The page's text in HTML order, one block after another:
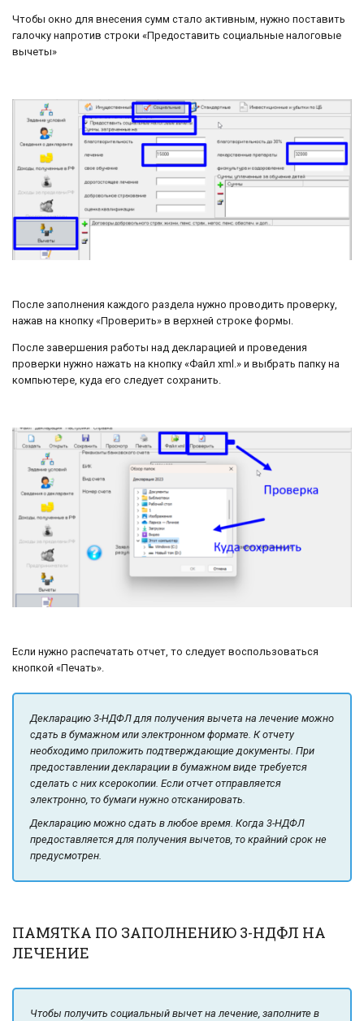
Чтобы окно для внесения сумм стало активным, нужно поставить
галочку напротив строки «Предоставить социальные налоговые
вычеты»
После заполнения каждого раздела нужно проводить проверку,
нажав на кнопку «Проверить» в верхней строке формы.
После завершения работы над декларацией и проведения
проверки нужно нажать на кнопку «Файл xml.» и выбрать папку на
компьютере, куда его следует сохранить.
Если нужно распечатать отчет, то следует воспользоваться
кнопкой «Печать».
Декларацию 3-НДФЛ для получения вычета на лечение можно
сдать в бумажном или электронном формате. К отчету
необходимо приложить подтверждающие документы. При
предоставлении декларации в бумажном виде требуется
сделать с них ксерокопии. Если отчет отправляется
электронно, то бумаги нужно отсканировать.
Декларацию можно сдать в любое время. Когда 3-НДФЛ
предоставляется для получения вычетов, то крайний срок не
предусмотрен.
ПАМЯТКА ПО ЗАПОЛНЕНИЮ 3-НДФЛ НА
ЛЕЧЕНИЕ
Чтобы получить социальный вычет на лечение, заполните в